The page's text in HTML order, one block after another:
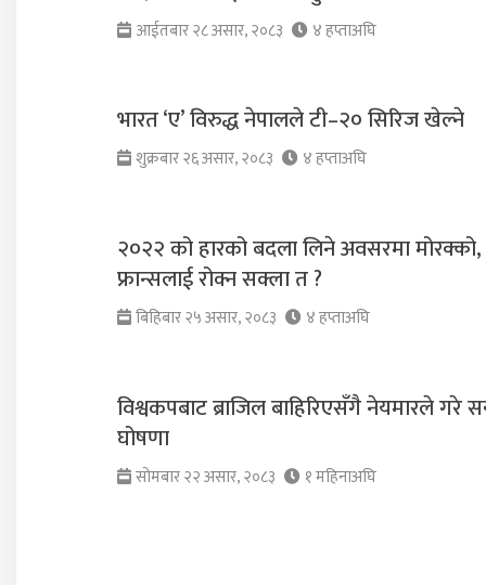
आईतबार २८ असार, २०८३ ४ हप्ताअघि
भारत ‘ए’ विरुद्ध नेपालले टी–२० सिरिज खेल्ने
शुक्रबार २६ असार, २०८३ ४ हप्ताअघि
२०२२ को हारको बदला लिने अवसरमा मोरक्को,
फ्रान्सलाई रोक्न सक्ला त ?
बिहिबार २५ असार, २०८३ ४ हप्ताअघि
विश्वकपबाट ब्राजिल बाहिरिएसँगै नेयमारले गरे
घोषणा
सोमबार २२ असार, २०८३ १ महिनाअघि